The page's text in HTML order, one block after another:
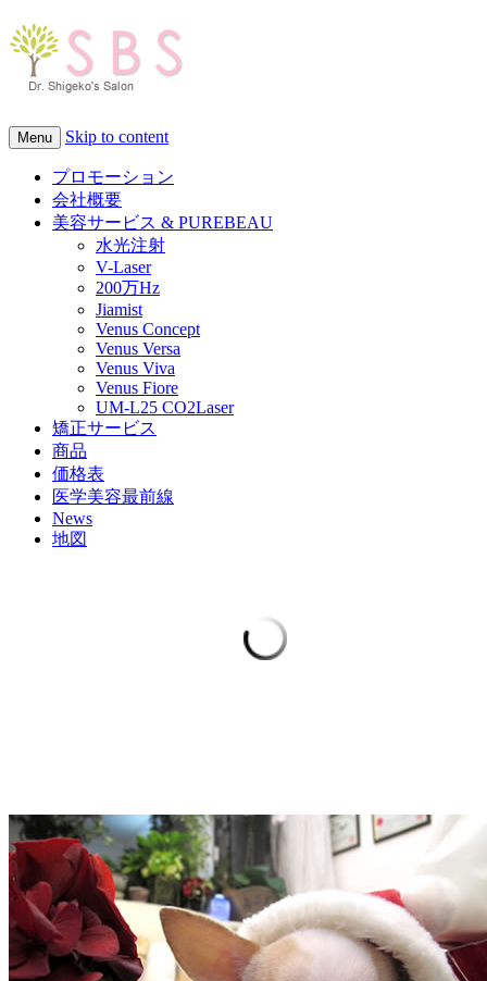
Menu Skip to content
プロモーション
会社概要
美容サービス & PUREBEAU
水光注射
V-Laser
200万Hz
Jiamist
Venus Concept
Venus Versa
Venus Viva
Venus Fiore
UM-L25 CO2Laser
矯正サービス
商品
価格表
医学美容最前線
News
地図